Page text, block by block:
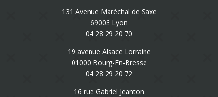
131 Avenue Maréchal de Saxe
69003 Lyon
04 28 29 20 70
19 avenue Alsace Lorraine
01000 Bourg-En-Bresse
04 28 29 20 72
16 rue Gabriel Jeanton